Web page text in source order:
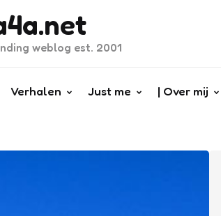
weblog est. 2001
Verhalen Just me | Over mij